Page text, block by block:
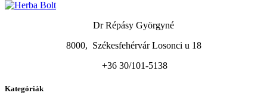
Dr Répásy Györgyné
8000, Székesfehérvár Losonci u 18
+36 30/101-5138
Kategóriák